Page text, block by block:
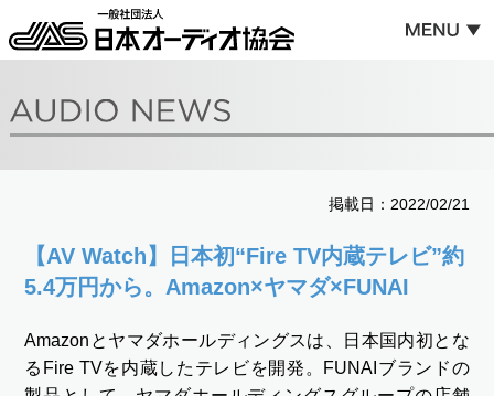
掲載日：2022/02/21
【AV Watch】日本初“Fire TV内蔵テレビ”約
5.4万円から。Amazon×ヤマダ×FUNAI
Amazonとヤマダホールディングスは、日本国内初とな
るFire TVを内蔵したテレビを開発。FUNAIブランドの